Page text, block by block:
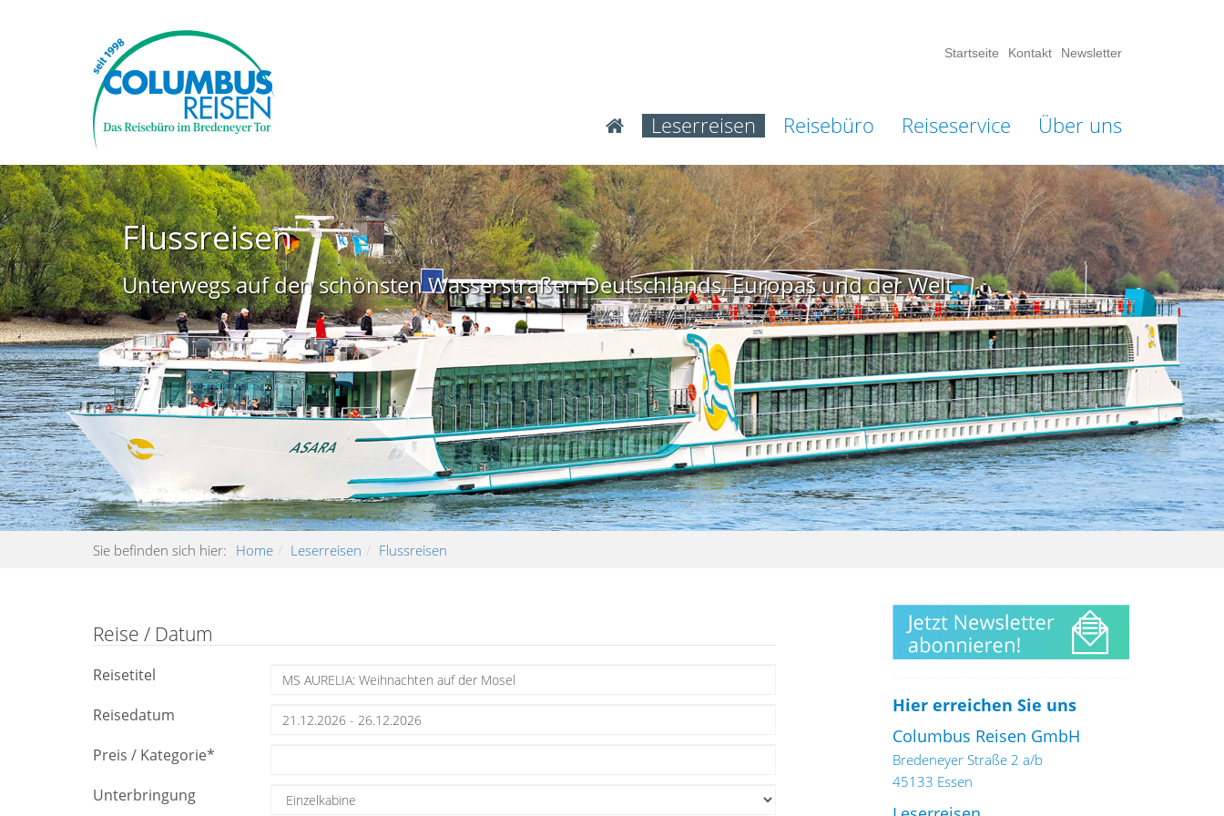
Startseite Kontakt Newsletter
Leserreisen Reisebüro Reiseservice Über uns
Flussreisen
Unterwegs auf den schönsten Wasserstraßen Deutschlands, Europas und der Welt
Sie befinden sich hier: Home Leserreisen Flussreisen
Reise / Datum
Reisetitel
Reisedatum
Preis / Kategorie*
Unterbringung
Hier erreichen Sie uns
Columbus Reisen GmbH
Bredeneyer Straße 2 a/b
45133 Essen